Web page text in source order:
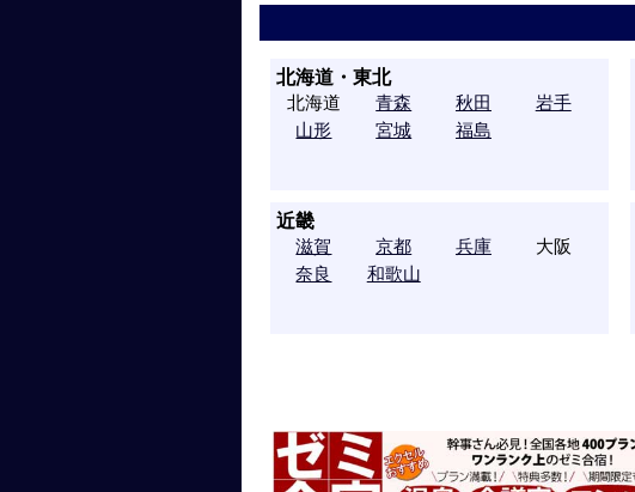
北海道・東北
北海道 青森 秋田
岩手
山形
宮城 福島
近畿
滋賀 京都 兵庫
大阪
奈良
和歌山